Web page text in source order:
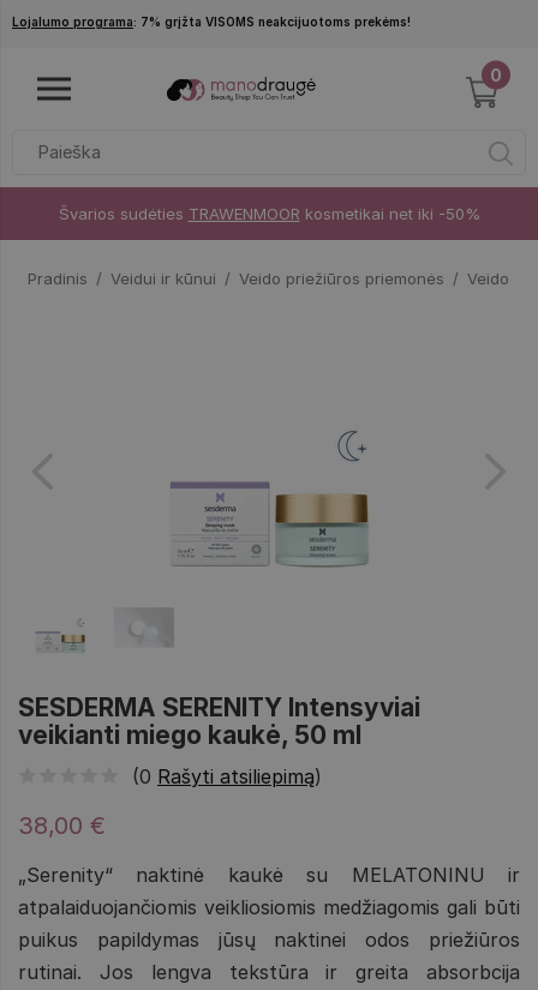
Pereiti į pagrindinį turinį
Lojalumo programa: 7% grįžta VISOMS neakcijuotoms prekėms!
0
Švarios sudėties TRAWENMOOR kosmetikai net iki -50%
Pradinis Veidui ir kūnui Veido priežiūros priemonės Veido
SESDERMA SERENITY Intensyviai
veikianti miego kaukė, 50 ml
(0 Rašyti atsiliepimą)
38,00 €
„Serenity“ naktinė kaukė su MELATONINU ir
atpalaiduojančiomis veikliosiomis medžiagomis gali būti
puikus papildymas jūsų naktinei odos priežiūros
rutinai. Jos lengva tekstūra ir greita absorbcija